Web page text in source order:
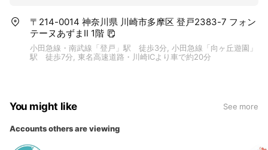
〒214-0014 神奈川県 川崎市多摩区 登戸2383-7 フォン
テーヌあずまⅡ 1階
小田急線・南武線「登戸」駅 徒歩3分, 小田急線「向ヶ丘遊園」
駅 徒歩7分, 東名高速道路・川崎ICより車で約20分
You might like See more
Accounts others are viewing